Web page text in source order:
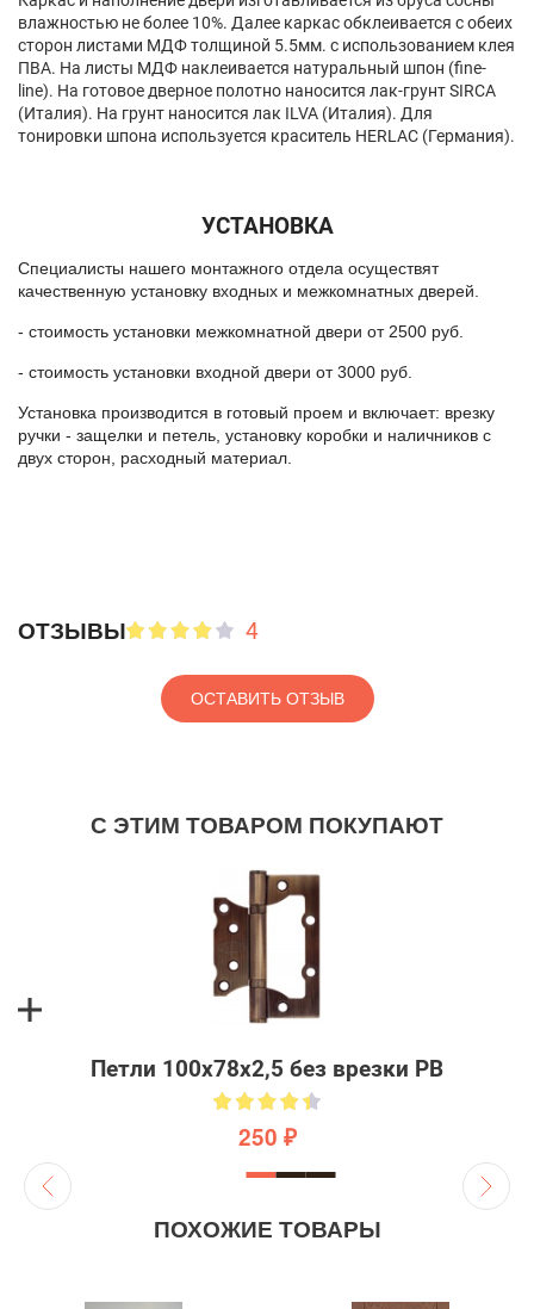
влажностью не более 10%. Далее каркас обклеивается с обеих
сторон листами МДФ толщиной 5.5мм. с использованием клея
ПВА. На листы МДФ наклеивается натуральный шпон (fine-
line). На готовое дверное полотно наносится лак-грунт SIRCA
(Италия). На грунт наносится лак ILVA (Италия). Для
тонировки шпона используется краситель HERLAC (Германия).
УСТАНОВКА
Специалисты нашего монтажного отдела осуществят
качественную установку входных и межкомнатных дверей.
- стоимость установки межкомнатной двери от 2500 руб.
- стоимость установки входной двери от 3000 руб.
Установка производится в готовый проем и включает: врезку
ручки - защелки и петель, установку коробки и наличников с
двух сторон, расходный материал.
ОТЗЫВЫ 4
ОСТАВИТЬ ОТЗЫВ
С ЭТИМ ТОВАРОМ ПОКУПАЮТ
Петли 100х78х2,5 без врезки PB
250 ₽
ПОХОЖИЕ ТОВАРЫ